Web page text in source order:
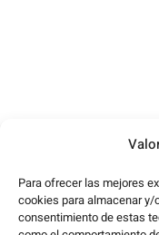
Para ofrecer las mejores
cookies para almacenar
consentimiento de estas
de lunes a